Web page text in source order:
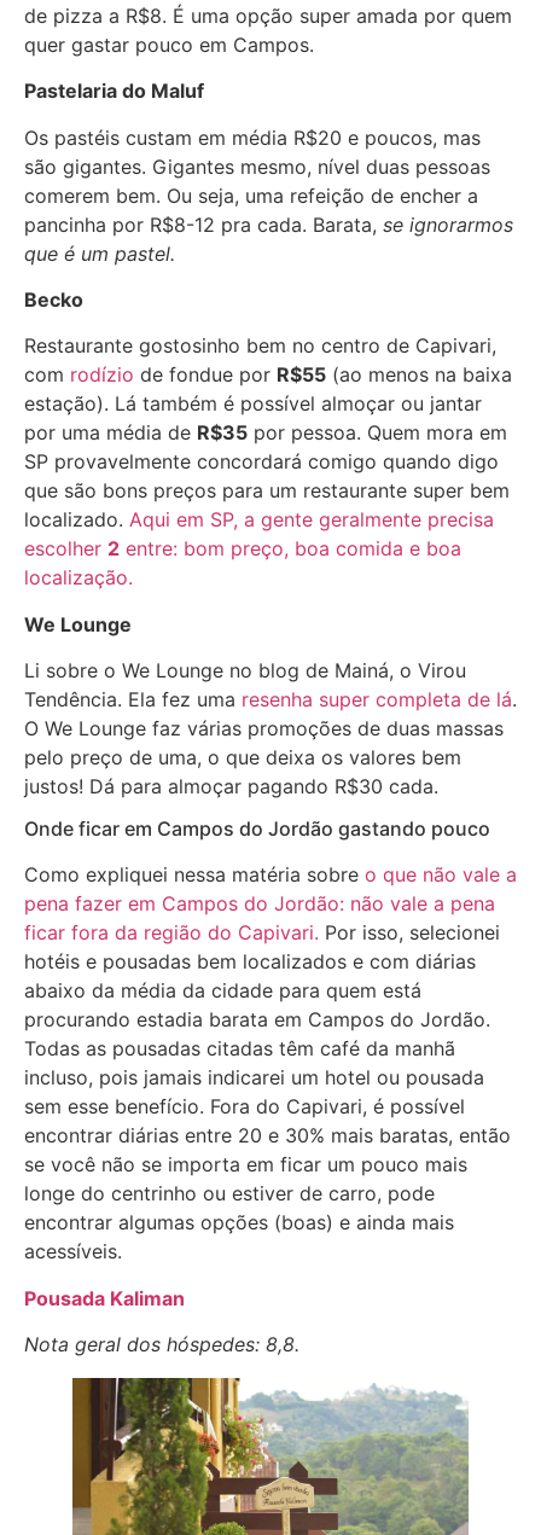
de pizza a R$8. É uma opção super amada por quem
quer gastar pouco em Campos.
Pastelaria do Maluf
Os pastéis custam em média R$20 e poucos, mas
são gigantes. Gigantes mesmo, nível duas pessoas
comerem bem. Ou seja, uma refeição de encher a
pancinha por R$8-12 pra cada. Barata, se ignorarmos
que é um pastel.
Becko
Restaurante gostosinho bem no centro de Capivari,
com rodízio de fondue por R$55 (ao menos na baixa
estação). Lá também é possível almoçar ou jantar
por uma média de R$35 por pessoa. Quem mora em
SP provavelmente concordará comigo quando digo
que são bons preços para um restaurante super bem
localizado. Aqui em SP, a gente geralmente precisa
escolher 2 entre: bom preço, boa comida e boa
localização.
We Lounge
Li sobre o We Lounge no blog de Mainá, o Virou
Tendência. Ela fez uma resenha super completa de lá.
O We Lounge faz várias promoções de duas massas
pelo preço de uma, o que deixa os valores bem
justos! Dá para almoçar pagando R$30 cada.
Onde ficar em Campos do Jordão gastando pouco
Como expliquei nessa matéria sobre o que não vale a
pena fazer em Campos do Jordão: não vale a pena
ficar fora da região do Capivari. Por isso, selecionei
hotéis e pousadas bem localizados e com diárias
abaixo da média da cidade para quem está
procurando estadia barata em Campos do Jordão.
Todas as pousadas citadas têm café da manhã
incluso, pois jamais indicarei um hotel ou pousada
sem esse benefício. Fora do Capivari, é possível
encontrar diárias entre 20 e 30% mais baratas, então
se você não se importa em ficar um pouco mais
longe do centrinho ou estiver de carro, pode
encontrar algumas opções (boas) e ainda mais
acessíveis.
Pousada Kaliman
Nota geral dos hóspedes: 8,8.